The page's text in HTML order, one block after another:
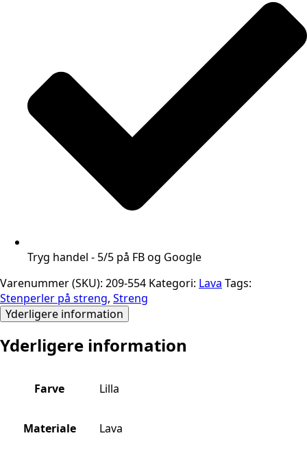
Tryg handel - 5/5 på FB og Google
Varenummer (SKU): 209-554 Kategori: Lava Tags:
Stenperler på streng, Streng
Yderligere information
Yderligere information
Farve Lilla
Materiale Lava